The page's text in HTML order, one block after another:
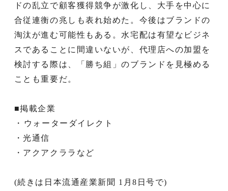
ドの乱立で顧客獲得競争が激化し、大手を中心に
合従連衡の兆しも表れ始めた。今後はブランドの
淘汰が進む可能性もある。水宅配は有望なビジネ
スであることに間違いないが、代理店への加盟を
検討する際は、「勝ち組」のブランドを見極める
ことも重要だ。
■掲載企業
・ウォーターダイレクト
・光通信
・アクアクララなど
(続きは日本流通産業新聞 1月8日号で)